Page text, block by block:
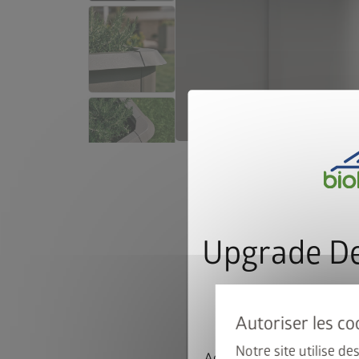
Notre site utilise
Upgrade